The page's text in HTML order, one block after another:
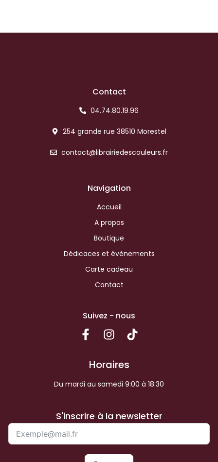
Contact
04.74.80.19.96
254 grande rue 38510 Morestel
contact@librairiedescouleurs.fr
Navigation
Accueil
A propos
Boutique
Dédicaces et évènements
Carte cadeau
Contact
Suivez - nous
Horaires
Du mardi au samedi 9:00 à 18:30
S'inscrire à la newsletter